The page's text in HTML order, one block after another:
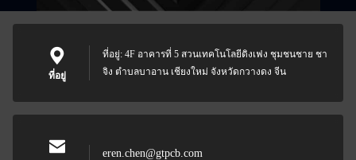
ที่อยู่
ที่อยู่: 4F อาคารที่ 5 สวนเทคโนโลยีดิงเฟง ชุมชนชาย ชา
จิง ตําบลบาอาน เชียงใหม่ จังหวัดกวางดง จีน
eren.chen@gtpcb.com